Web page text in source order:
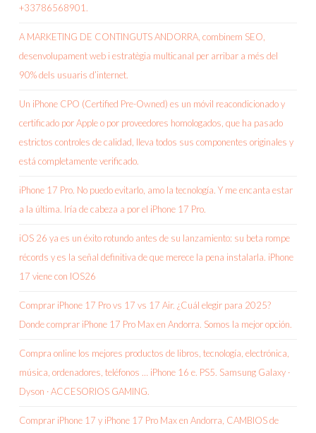
+33786568901.
A MARKETING DE CONTINGUTS ANDORRA, combinem SEO,
desenvolupament web i estratègia multicanal per arribar a més del
90% dels usuaris d’internet.
Un iPhone CPO (Certified Pre-Owned) es un móvil reacondicionado y
certificado por Apple o por proveedores homologados, que ha pasado
estrictos controles de calidad, lleva todos sus componentes originales y
está completamente verificado.
iPhone 17 Pro. No puedo evitarlo, amo la tecnología. Y me encanta estar
a la última. Iría de cabeza a por el iPhone 17 Pro.
iOS 26 ya es un éxito rotundo antes de su lanzamiento: su beta rompe
récords y es la señal definitiva de que merece la pena instalarla. iPhone
17 viene con IOS26
Comprar iPhone 17 Pro vs 17 vs 17 Air. ¿Cuál elegir para 2025?
Donde comprar iPhone 17 Pro Max en Andorra. Somos la mejor opción.
Compra online los mejores productos de libros, tecnología, electrónica,
música, ordenadores, teléfonos … iPhone 16 e. PS5. Samsung Galaxy ·
Dyson · ACCESORIOS GAMING.
Comprar iPhone 17 y iPhone 17 Pro Max en Andorra, CAMBIOS de